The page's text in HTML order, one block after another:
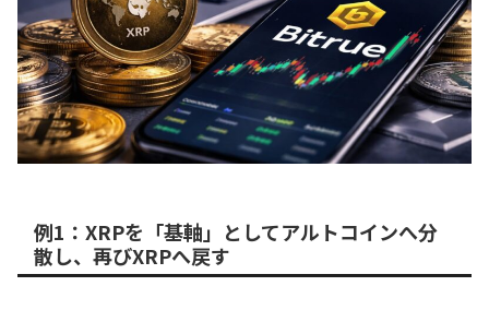
例1：XRPを「基軸」としてアルトコインへ分
散し、再びXRPへ戻す